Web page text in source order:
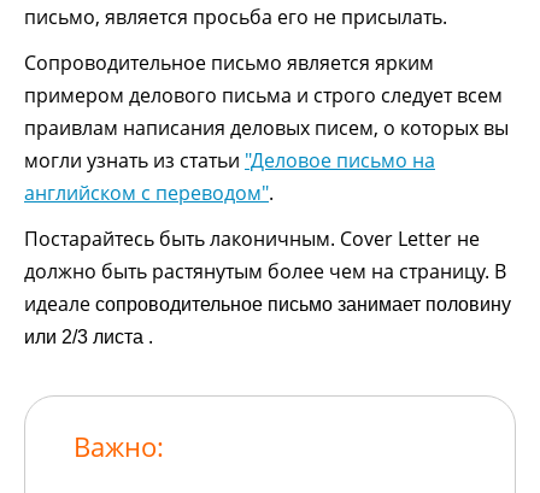
письмо, является просьба его не присылать.
Сопроводительное письмо является ярким
примером делового письма и строго следует всем
праивлам написания деловых писем, о которых вы
могли узнать из статьи "Деловое письмо на
английском с переводом".
Постарайтесь быть лаконичным. Cover Letter не
должно быть растянутым более чем на страницу. В
идеале сопроводительное письмо занимает половину
или 2/3 листа .
Важно: